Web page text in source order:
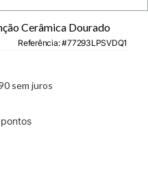
Cerâmica Dourado
Referência: 77293LPSVDQ1
sem juros